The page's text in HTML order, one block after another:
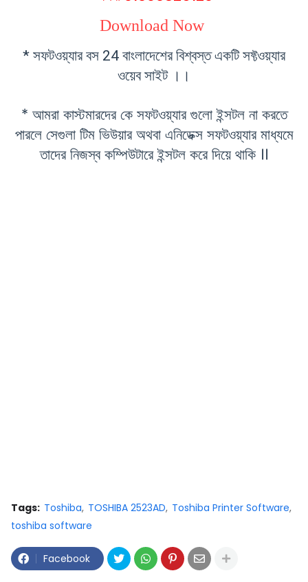
Download Now
* সফটওয়্যার বস 24 বাংলাদেশের বিশ্বস্ত একটি সফ্টওয়্যার
ওয়েব সাইট ।।
* আমরা কাস্টমারদের কে সফটওয়্যার গুলো ইন্সটল না করতে
পারলে সেগুলা টিম ভিউয়ার অথবা এনিডেক্স সফটওয়্যার মাধ্যমে
তাদের নিজস্ব কম্পিউটারে ইন্সটল করে দিয়ে থাকি ।।
Tags: Toshiba TOSHIBA 2523AD Toshiba Printer Software
toshiba software
Facebook